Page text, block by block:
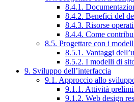
8.4.1.
8.4.2. Benefici del
8.4.3. Risorse
8.4.4. Come
8.5. Progettare con i
8.5.1. Vantaggi
8.5.2. I modelli di
9. Sviluppo dell’interfaccia
9.1. Approccio allo
9.1.1. Attività
9.1.2. Web design